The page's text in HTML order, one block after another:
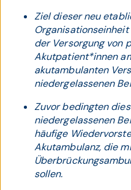
Ziel dieser neu
der Versorgung von
Akutpatient*innen
akutambulanten
niedergelassenen
Zuvor bedingten
niedergelassenen
häufige
Akutambulanz, die
sollen.